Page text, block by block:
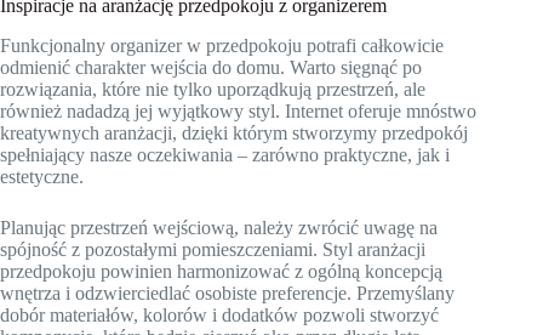
Inspiracje na aranżację przedpokoju z organizerem
Funkcjonalny organizer w przedpokoju potrafi całkowicie
odmienić charakter wejścia do domu. Warto sięgnąć po
rozwiązania, które nie tylko uporządkują przestrzeń, ale
również nadadzą jej wyjątkowy styl. Internet oferuje mnóstwo
kreatywnych aranżacji, dzięki którym stworzymy przedpokój
spełniający nasze oczekiwania – zarówno praktyczne, jak i
estetyczne.
Planując przestrzeń wejściową, należy zwrócić uwagę na
spójność z pozostałymi pomieszczeniami. Styl aranżacji
przedpokoju powinien harmonizować z ogólną koncepcją
wnętrza i odzwierciedlać osobiste preferencje. Przemyślany
dobór materiałów, kolorów i dodatków pozwoli stworzyć